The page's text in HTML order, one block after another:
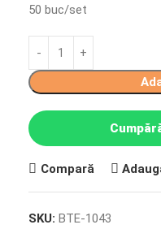
50 buc/set
Compară
SKU: BTE-1043